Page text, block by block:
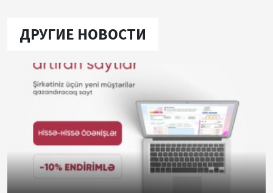
ДРУГИЕ НОВОСТИ